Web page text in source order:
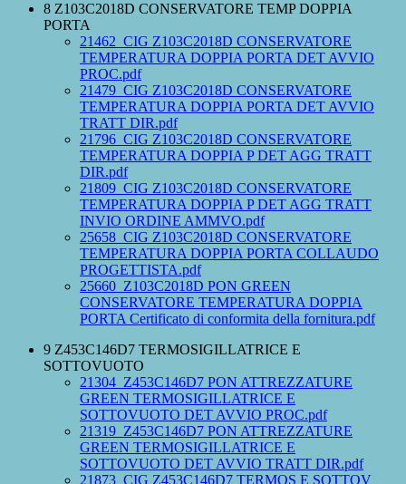
8 Z103C2018D CONSERVATORE TEMP DOPPIA
PORTA
21462_CIG Z103C2018D CONSERVATORE
TEMPERATURA DOPPIA PORTA DET AVVIO
PROC.pdf
21479_CIG Z103C2018D CONSERVATORE
TEMPERATURA DOPPIA PORTA DET AVVIO
TRATT DIR.pdf
21796_CIG Z103C2018D CONSERVATORE
TEMPERATURA DOPPIA P DET AGG TRATT
DIR.pdf
21809_CIG Z103C2018D CONSERVATORE
TEMPERATURA DOPPIA P DET AGG TRATT
INVIO ORDINE AMMVO.pdf
25658_CIG Z103C2018D CONSERVATORE
TEMPERATURA DOPPIA PORTA COLLAUDO
PROGETTISTA.pdf
25660_Z103C2018D PON GREEN
CONSERVATORE TEMPERATURA DOPPIA
PORTA Certificato di conformita della fornitura.pdf
9 Z453C146D7 TERMOSIGILLATRICE E
SOTTOVUOTO
21304_Z453C146D7 PON ATTREZZATURE
GREEN TERMOSIGILLATRICE E
SOTTOVUOTO DET AVVIO PROC.pdf
21319_Z453C146D7 PON ATTREZZATURE
GREEN TERMOSIGILLATRICE E
SOTTOVUOTO DET AVVIO TRATT DIR.pdf
21873_CIG Z453C146D7 TERMOS E SOTTOV